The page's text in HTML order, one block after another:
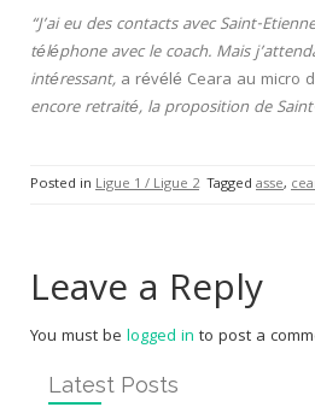
“J’ai eu des contacts avec Saint-
téléphone avec le coach. Mais
intéressant, a révélé Ceara au micro
encore retraité, la proposition de
Posted in Ligue 1 / Ligue 2 Tagged asse,
Leave a Reply
You must be logged in to post a
Latest Posts